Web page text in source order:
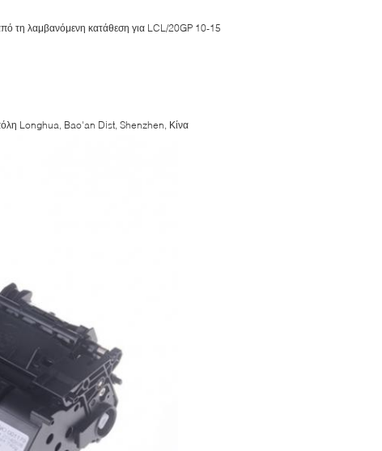
τη λαμβανόμενη κατάθεση για LCL/20GP 10-15
Longhua, Bao'an Dist, Shenzhen, Κίνα